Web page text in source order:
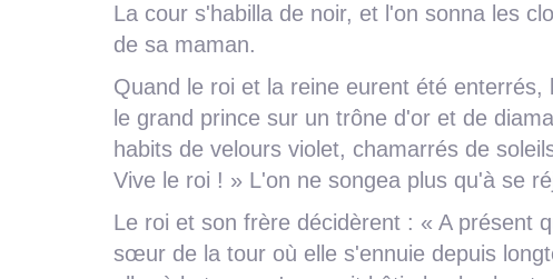
La cour s'habilla de noir, et l'on sonna les
de sa maman.
Quand le roi et la reine eurent été
le grand prince sur un trône d'or et de
habits de velours violet, chamarrés de
Vive le roi ! » L'on ne songea plus qu'à se
Le roi et son frère décidèrent : « A présent
sœur de la tour où elle s'ennuie depuis